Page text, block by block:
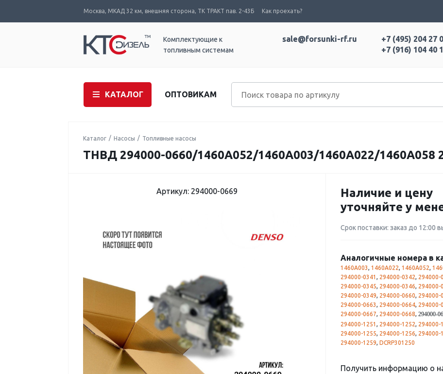
Москва, МКАД 32 км, внешняя сторона, ТК ТРАКТ пав. 2-43Б Как проехать?
Комплектующие к
топливным системам
+7 (495) 204 27
+7 (916) 104 40
sale@forsunki-rf.ru
КАТАЛОГ ОПТОВИКАМ
Каталог Насосы Топливные насосы
ТНВД 294000-0660/1460A052/1460A003/1460A022/1460A058
Артикул: 294000-0669
Наличие и цену
уточняйте у
Срок поставки: заказ до 12:00
Аналогичные номера в
1460A003, 1460A022, 1460A052,
294000-0341 , 294000-0342, 294000-
294000-0345, 294000-0346, 294000-
294000-0349, 294000-0660, 294000-
294000-0663, 294000-0664, 294000-
294000-0667, 294000-0668, 294000-
294000-1251 , 294000-1252, 294000-
294000-1255, 294000-1256, 294000-
294000-1259, DCRP301250
Получить информацию о